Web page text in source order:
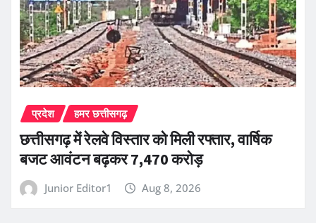
प्रदेश हमर छत्तीसगढ़
छत्तीसगढ़ में रेलवे विस्तार को मिली रफ्तार, वार्षिक
बजट आवंटन बढ़कर 7,470 करोड़
Junior Editor1 Aug 8, 2026